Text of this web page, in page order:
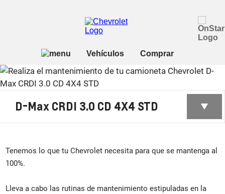
D-Max CRDI 3.0 CD 4X4 STD
Tenemos lo que tu Chevrolet necesita para que se mantenga al
100%.
Lleva a cabo las rutinas de mantenimiento estipuladas en la